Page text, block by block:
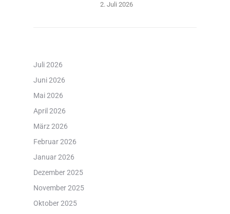
2. Juli 2026
Juli 2026
Juni 2026
Mai 2026
April 2026
März 2026
Februar 2026
Januar 2026
Dezember 2025
November 2025
Oktober 2025